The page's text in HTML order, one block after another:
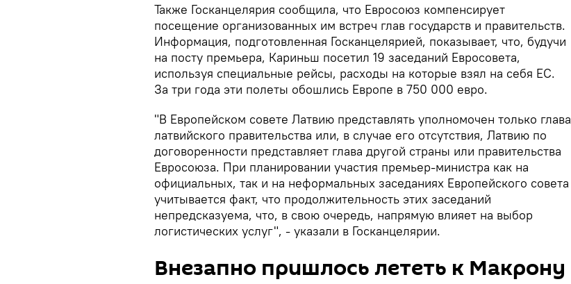
Также Госканцелярия сообщила, что Евросоюз компенсирует
посещение организованных им встреч глав государств и правительств.
Информация, подготовленная Госканцелярией, показывает, что, будучи
на посту премьера, Кариньш посетил 19 заседаний Евросовета,
используя специальные рейсы, расходы на которые взял на себя ЕС.
За три года эти полеты обошлись Европе в 750 000 евро.
"В Европейском совете Латвию представлять уполномочен только глава
латвийского правительства или, в случае его отсутствия, Латвию по
договоренности представляет глава другой страны или правительства
Евросоюза. При планировании участия премьер-министра как на
официальных, так и на неформальных заседаниях Европейского совета
учитывается факт, что продолжительность этих заседаний
непредсказуема, что, в свою очередь, напрямую влияет на выбор
логистических услуг", - указали в Госканцелярии.
Внезапно пришлось лететь к Макрону